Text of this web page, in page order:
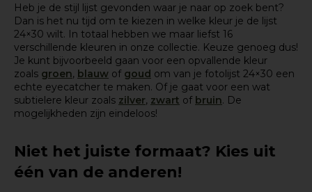
Heb je de stijl lijst gevonden waar je naar op zoek bent?
Dan is het nu tijd om te kiezen in welke kleur je de lijst
24×30 wilt. In totaal hebben we maar liefst 16
verschillende kleuren in onze collectie. Keuze genoeg dus!
Je kunt bijvoorbeeld gaan voor een opvallende kleur
zoals groen, blauw of goud om van je fotolijst 24×30 een
echte eyecatcher te maken. Of je gaat voor een wat
subtielere kleur zoals zilver, zwart of bruin. De
mogelijkheden zijn eindeloos!
Niet het juiste formaat? Kies uit
één van de anderen!